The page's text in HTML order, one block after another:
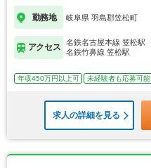
勤務地 岐阜県 羽島郡笠松町
アクセス
名鉄名古屋本線 笠松駅
名鉄竹鼻線 笠松駅
年収450万円以上可 未経験者も応募可能
求人の詳細を見る